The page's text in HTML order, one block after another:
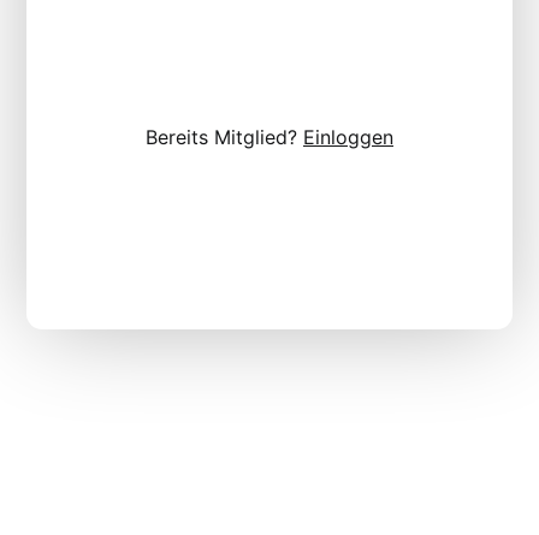
Bereits Mitglied? Einloggen